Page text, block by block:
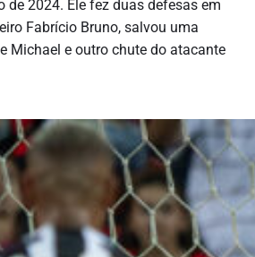
de 2024. Ele fez duas defesas em
Fabrício Bruno, salvou uma
Michael e outro chute do atacante